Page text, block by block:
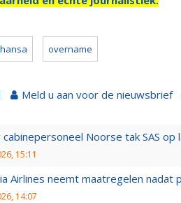
overname
Meld u aan voor de nieuwsbrief
cabinepersoneel Noorse tak SAS
15:11
Airlines neemt maatregelen nadat
14:07